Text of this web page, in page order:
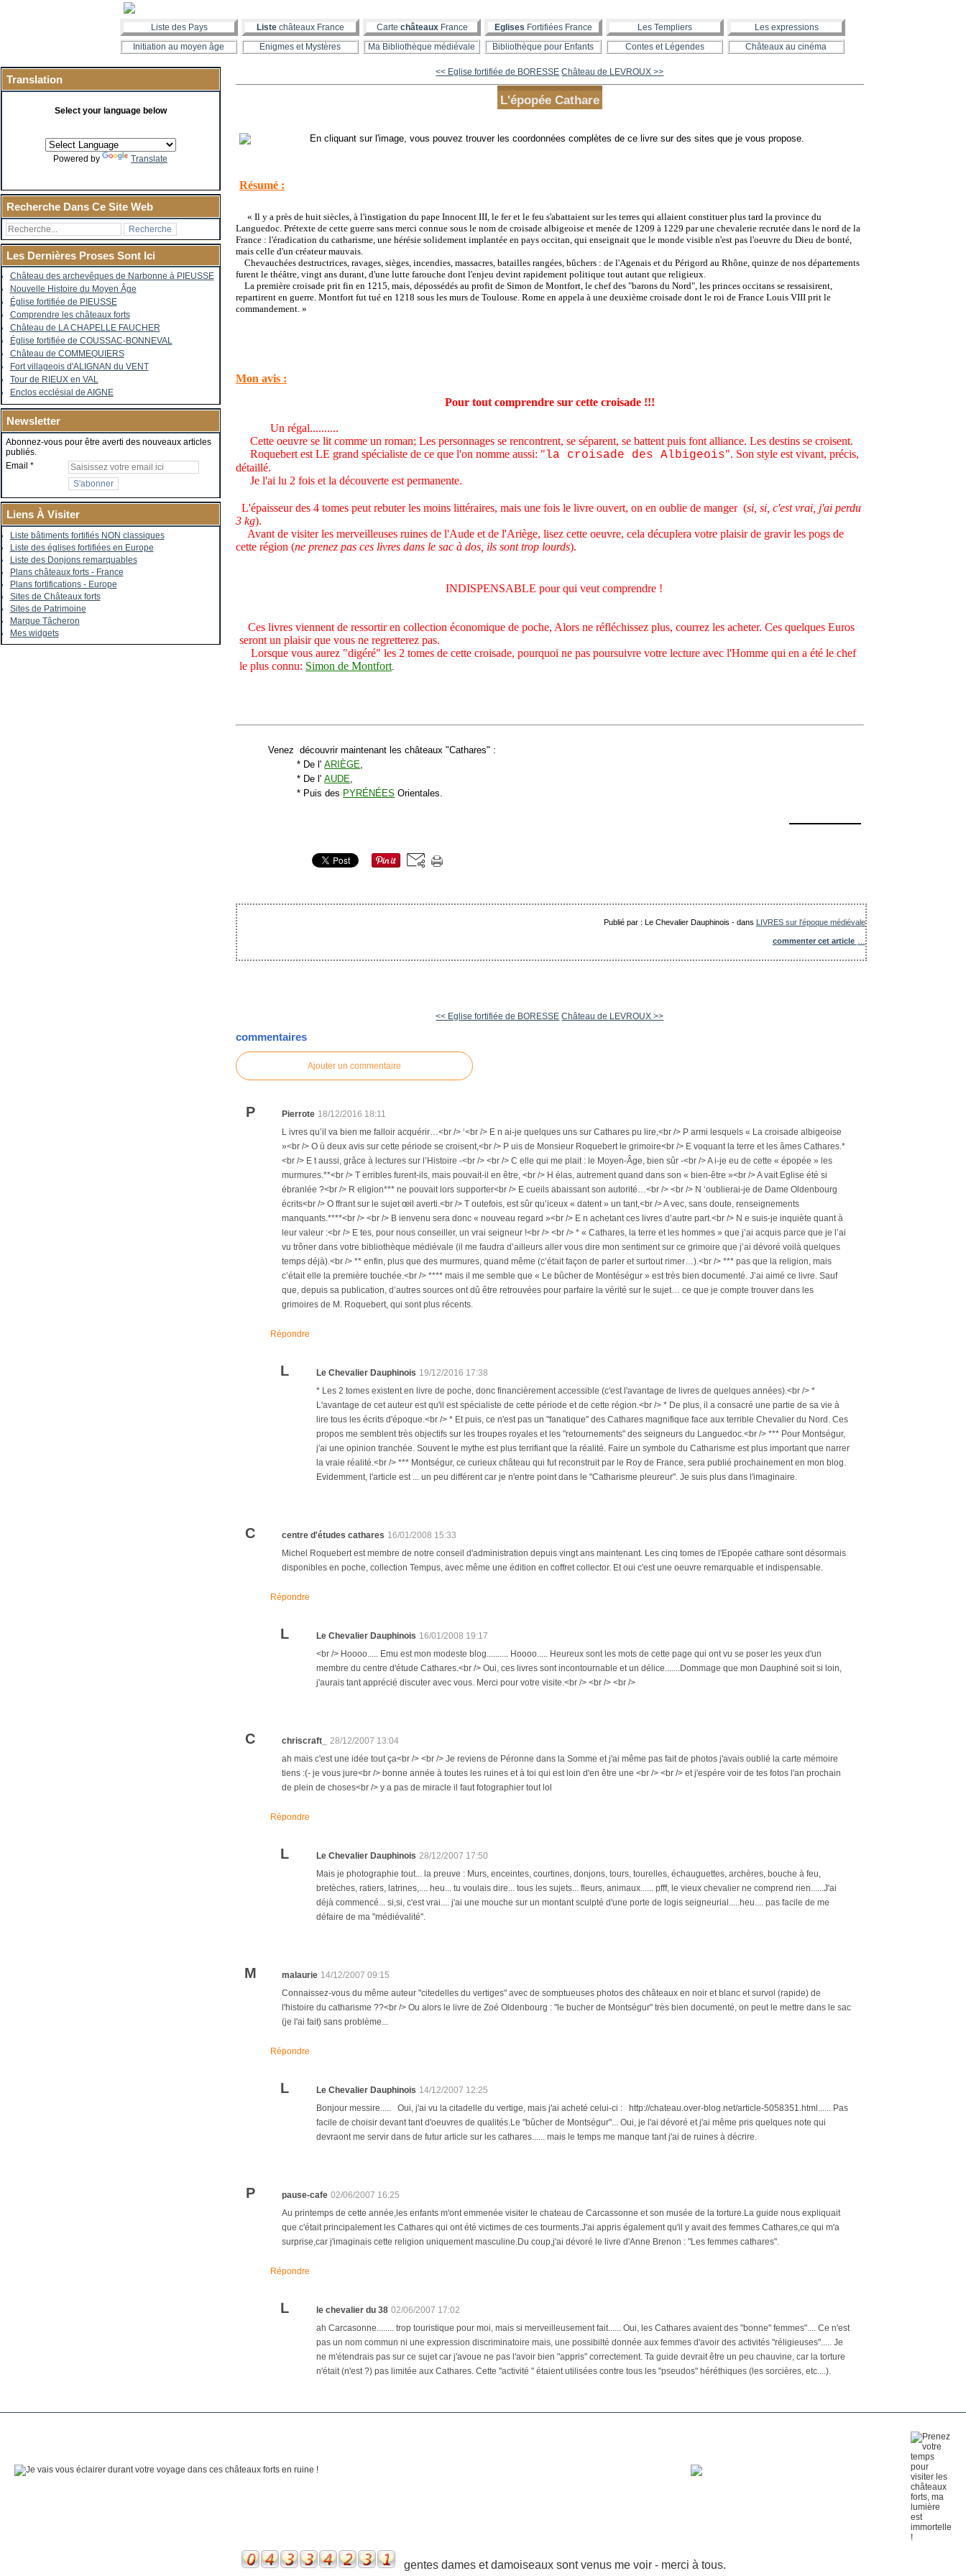
Liste des Pays Liste châteaux France Carte châteauxFrance Eglises Fortifiées France Les Templiers
Les expressions
Initiation au moyen âge
Enigmes et Mystères Ma Bibliothèque médiévale Bibliothèque pour Enfants Contes et Légendes Châteaux au cinéma
Translation
Select your language below
Powered by Translate
Recherche Dans Ce Site Web
Les Dernières Proses Sont Ici
Château des archevêques de Narbonne à PIEUSSE
Nouvelle Histoire du Moyen Âge
Église fortifiée de PIEUSSE
Comprendre les châteaux forts
Château de LA CHAPELLE FAUCHER
Église fortifiée de COUSSAC-BONNEVAL
Château de COMMEQUIERS
Fort villageois d'ALIGNAN du VENT
Tour de RIEUX en VAL
Enclos ecclésial de AIGNE
Newsletter
Abonnez-vous pour être averti des nouveaux articles
publiés.
Email
Liens À Visiter
Liste bâtiments fortifiés NON classiques
Liste des églises fortifiées en Europe
Liste des Donjons remarquables
Plans châteaux forts - France
Plans fortifications - Europe
Sites de Châteaux forts
Sites de Patrimoine
Marque Tâcheron
Mes widgets
<< Eglise fortifiée de BORESSE Château de LEVROUX >>
L'épopée Cathare
Résumé :
« Il y a près de huit siècles, à l'instigation du pape Innocent III, le fer et le feu s'abattaient sur les terres qui allaient constituer plus tard la province du
Languedoc. Prétexte de cette guerre sans merci connue sous le nom de croisade albigeoise et menée de 1209 à 1229 par une chevalerie recrutée dans le nord de la
France : l'éradication du catharisme, une hérésie solidement implantée en pays occitan, qui enseignait que le monde visible n'est pas l'oeuvre du Dieu de bonté,
mais celle d'un créateur mauvais.
Chevauchées destructrices, ravages, sièges, incendies, massacres, batailles rangées, bûchers : de l'Agenais et du Périgord au Rhône, quinze de nos départements
furent le théâtre, vingt ans durant, d'une lutte farouche dont l'enjeu devint rapidement politique tout autant que religieux.
La première croisade prit fin en 1215, mais, dépossédés au profit de Simon de Montfort, le chef des "barons du Nord", les princes occitans se ressaisirent,
repartirent en guerre. Montfort fut tué en 1218 sous les murs de Toulouse. Rome en appela à une deuxième croisade dont le roi de France Louis VIII prit le
commandement.»
Mon avis :
Pour tout comprendre sur cette croisade !!!
Un régal..........
Cette oeuvre se lit comme un roman; Les personnages se rencontrent, se séparent, se battent puis font alliance. Les destins se croisent.
Roquebert est LE grand spécialiste de ce que l'on nomme aussi: "la croisade des Albigeois". Son style est vivant, précis,
détaillé.
Je l'ai lu 2 fois et la découverte est permanente.
L'épaisseur des 4 tomes peut rebuter les moins littéraires, mais une fois le livre ouvert, on en oublie de manger (si, si, c'est vrai, j'ai perdu
3 kg).
Avant de visiter les merveilleuses ruines de l'Aude et de l'Ariège, lisez cette oeuvre, cela décuplera votre plaisir de gravir les pogs de
cette région (ne prenez pas ces livres dans le sac à dos, ils sont trop lourds).
INDISPENSABLE pour qui veut comprendre !
Ces livres viennent de ressortir en collection économique de poche, Alors ne réfléchissez plus, courrez les acheter. Ces quelques Euros
seront un plaisir que vous ne regretterez pas.
Lorsque vous aurez "digéré" les 2 tomes de cette croisade, pourquoi ne pas poursuivre votre lecture avec l'Homme qui en a été le chef
le plus connu: Simon de Montfort
Venez découvrir maintenant les châteaux "Cathares" :
* De l'ARIÈGE,
* De l'AUDE,
* Puis des PYRÉNÉES Orientales.
Publié par : Le Chevalier Dauphinois -dans LIVRES sur l'époque médiévale
commenter cet article
<< Eglise fortifiée de BORESSE Château de LEVROUX >>
commentaires
Ajouter un commentaire
P Pierrote 18/12/2016 18:11
L ivres qu’il va bien me falloir acquérir…<br /> ‘<br /> E n ai-je quelques uns sur Cathares pu lire,<br /> P armi lesquels « La croisade albigeoise
»<br /> O ù deux avis sur cette période se croisent,<br /> P uis de Monsieur Roquebert le grimoire<br /> E voquant la terre et les âmes Cathares.*
<br /> E t aussi, grâce à lectures sur l’Histoire -<br /> <br /> C elle qui me plait : le Moyen-Âge, bien sûr -<br /> A i-je eu de cette « épopée » les
murmures.**<br /> T erribles furent-ils, mais pouvait-il en être, <br /> H élas, autrement quand dans son « bien-être »<br /> A vait Eglise été si
ébranlée ?<br /> R eligion*** ne pouvait lors supporter<br /> E cueils abaissant son autorité…<br /> <br /> N ‘oublierai-je de Dame Oldenbourg
écrits<br /> O ffrant sur le sujet œil averti.<br /> T outefois, est sûr qu’iceux « datent » un tant,<br /> A vec, sans doute, renseignements
manquants.****<br /> <br /> B ienvenu sera donc « nouveau regard »<br /> E n achetant ces livres d’autre part.<br /> N e suis-je inquiète quant à
leur valeur :<br /> E tes, pour nous conseiller, un vrai seigneur !<br /> <br /> * « Cathares, la terre et les hommes » que j’ai acquis parce que je l’ai
vu trôner dans votre bibliothèque médiévale (il me faudra d’ailleurs aller vous dire mon sentiment sur ce grimoire que j’ai dévoré voilà quelques
temps déjà).<br /> ** enfin, plus que des murmures, quand même (c’était façon de parler et surtout rimer…).<br /> *** pas que la religion, mais
c’était elle la première touchée.<br /> **** mais il me semble que « Le bûcher de Montéségur » est très bien documenté. J’ai aimé ce livre. Sauf
que, depuis sa publication, d’autres sources ont dû être retrouvées pour parfaire la vérité sur le sujet… ce que je compte trouver dans les
grimoires de M. Roquebert, qui sont plus récents.
Répondre
L Le Chevalier Dauphinois 19/12/2016 17:38
* Les 2 tomes existent en livre de poche, donc financièrement accessible (c'est l'avantage de livres de quelques années).<br /> *
L'avantage de cet auteur est qu'il est spécialiste de cette période et de cette région.<br /> * De plus, il a consacré une partie de sa vie à
lire tous les écrits d'époque.<br /> * Et puis, ce n'est pas un "fanatique" des Cathares magnifique face aux terrible Chevalier du Nord. Ces
propos me semblent très objectifs sur les troupes royales et les "retournements" des seigneurs du Languedoc.<br /> *** Pour Montségur,
j'ai une opinion tranchée. Souvent le mythe est plus terrifiant que la réalité. Faire un symbole du Catharisme est plus important que narrer
la vraie réalité.<br /> *** Montségur, ce curieux château qui fut reconstruit par le Roy de France, sera publié prochainement en mon blog.
Evidemment, l'article est ... un peu différent car je n'entre point dans le "Catharisme pleureur". Je suis plus dans l'imaginaire.
C centre d'études cathares 16/01/2008 15:33
Michel Roquebert est membre de notre conseil d'administration depuis vingt ans maintenant. Les cinq tomes de l'Epopée cathare sont désormais
disponibles en poche, collection Tempus, avec même une édition en coffret collector. Et oui c'est une oeuvre remarquable et indispensable.
Répondre
L Le Chevalier Dauphinois 16/01/2008 19:17
<br /> Hoooo..... Emu est mon modeste blog.......... Hoooo..... Heureux sont les mots de cette page qui ont vu se poser les yeux d'un
membre du centre d'étude Cathares.<br /> Oui, ces livres sont incontournable et un délice.......Dommage que mon Dauphiné soit si loin,
j'aurais tant apprécié discuter avec vous. Merci pour votre visite.<br /> <br /> <br />
C chriscraft_
28/12/2007 13:04
ah mais c'est une idée tout ça<br /> <br /> Je reviens de Péronne dans la Somme et j'ai même pas fait de photos j'avais oublié la carte mémoire
tiens :(- je vous jure<br /> bonne année à toutes les ruines et à toi qui est loin d'en être une <br /> <br /> et j'espére voir de tes fotos l'an prochain
de plein de choses<br /> y a pas de miracle il faut fotographier tout lol
Répondre
L Le Chevalier Dauphinois 28/12/2007 17:50
Mais je photographie tout... la preuve : Murs, enceintes, courtines, donjons, tours, tourelles, échauguettes, archères, bouche à feu,
bretèches, ratiers, latrines,.... heu... tu voulais dire... tous les sujets... fleurs, animaux...... pfff, le vieux chevalier ne comprend rien......J'ai
déjà commencé... si,si, c'est vrai.... j'ai une mouche sur un montant sculpté d'une porte de logis seigneurial.....heu.... pas facile de me
défaire de ma "médiévalité".
M malaurie 14/12/2007 09:15
Connaissez-vous du même auteur "citedelles du vertiges" avec de somptueuses photos des châteaux en noir et blanc et survol (rapide) de
l'histoire du catharisme ??<br /> Ou alors le livre de Zoé Oldenbourg : "le bucher de Montségur" très bien documenté, on peut le mettre dans le sac
(je l'ai fait) sans problème...
Répondre
L Le Chevalier Dauphinois 14/12/2007 12:25
Bonjour messire..... Oui, j'ai vu la citadelle du vertige, mais j'ai acheté celui-ci : http://chateau.over-blog.net/article-5058351.html...... Pas
facile de choisir devant tant d'oeuvres de qualités.Le "bûcher de Montségur"... Oui, je l'ai dévoré et j'ai même pris quelques note qui
devraont me servir dans de futur article sur les cathares...... mais le temps me manque tant j'ai de ruines à décrire.
P pause-cafe 02/06/2007 16:25
Au printemps de cette année,les enfants m'ont emmenée visiter le chateau de Carcassonne et son musée de la torture.La guide nous expliquait
que c'était principalement les Cathares qui ont été victimes de ces tourments.J'ai appris également qu'il y avait des femmes Cathares,ce qui m'a
surprise,car j'imaginais cette religion uniquement masculine.Du coup,j'ai dévoré le livre d'Anne Brenon : "Les femmes cathares".
Répondre
L le chevalier du 38 02/06/2007 17:02
ah Carcasonne........ trop touristique pour moi, mais si merveilleusement fait...... Oui, les Cathares avaient des "bonne" femmes".... Ce n'est
pas un nom commun ni une expression discriminatoire mais, une possibilté donnée aux femmes d'avoir des activités "réligieuses"..... Je
ne m'étendrais pas sur ce sujet car j'avoue ne pas l'avoir bien "appris" correctement. Ta guide devrait être un peu chauvine, car la torture
n'était (n'est ?) pas limitée aux Cathares. Cette "activité " étaient utilisées contre tous les "pseudos" héréthiques (les sorcières, etc....).
gentes dames et damoiseaux sont venus me voir - merci à tous.